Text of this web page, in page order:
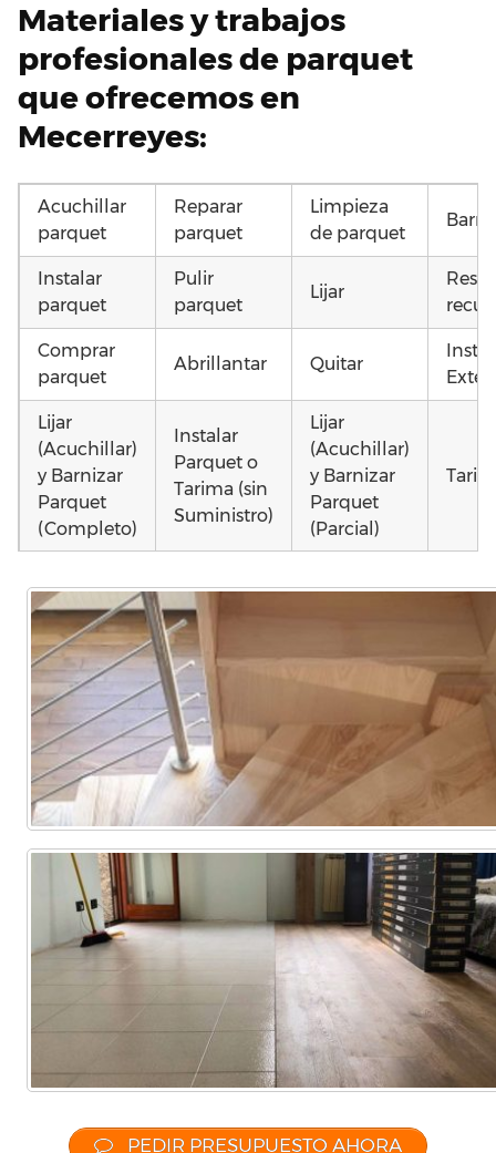
Materiales y trabajos
profesionales de parquet
que ofrecemos en
Mecerreyes:
Acuchillar
parquet
Reparar
parquet
Limpieza
de parquet
Instalar
parquet
Pulir
parquet
Lijar
Comprar
parquet
Abrillantar Quitar
Lijar
(Acuchillar)
y Barnizar
Parquet
(Completo)
Instalar
Parquet o
Tarima (sin
Suministro)
Lijar
(Acuchillar)
y Barnizar
Parquet
(Parcial)
parquet o
Tarima
Local
Comercial
parquet o
Tarima
Vivienda
(Completa)
Vivienda
PEDIR PRESUPUESTO AHORA